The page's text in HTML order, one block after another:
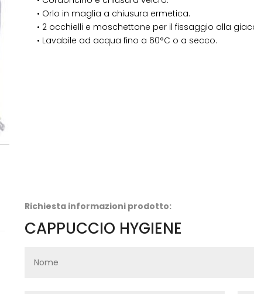
• Orlo in maglia a chiusura ermetica.
• 2 occhielli e moschettone per il fissaggio alla
• Lavabile ad acqua fino a 60°C o a secco.
Richiesta informazioni prodotto:
CAPPUCCIO HYGIENE